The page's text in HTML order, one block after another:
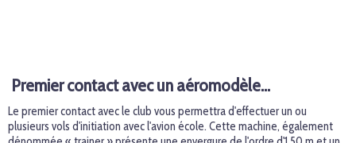
Premier contact avec un aéromodèle…
Le premier contact avec le club vous permettra d'effectuer un ou
plusieurs vols d'initiation avec l'avion école. Cette machine, également